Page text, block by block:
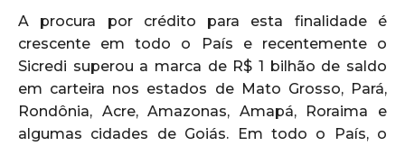
A procura por crédito para esta finalidade é
crescente em todo o País e recentemente o
Sicredi superou a marca de R$ 1 bilhão de saldo
em carteira nos estados de Mato Grosso, Pará,
Rondônia, Acre, Amazonas, Amapá, Roraima e
algumas cidades de Goiás. Em todo o País, o